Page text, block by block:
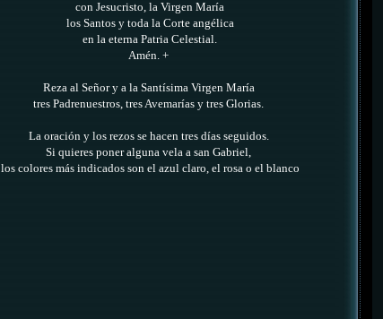
con Jesucristo, la Virgen María
los Santos y toda la Corte angélica
en la eterna Patria Celestial.
Amén. +
Reza al Señor y a la Santísima Virgen María
tres Padrenuestros, tres Avemarías y tres Glorias.
La oración y los rezos se hacen tres días seguidos.
Si quieres poner alguna vela a san Gabriel,
los colores más indicados son el azul claro, el rosa o el blanco